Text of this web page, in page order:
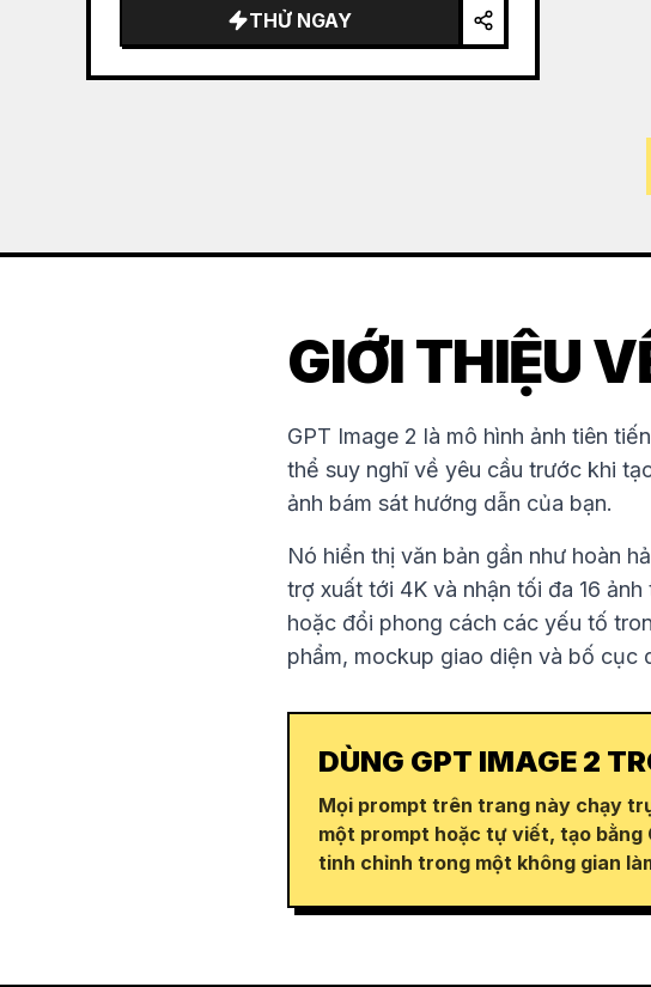
behind and sligh…
THỬ NGAY
GIỚI THIỆU
GPT Image 2 là mô hình ảnh tiên
thể suy nghĩ về yêu cầu trước khi
ảnh bám sát hướng dẫn của bạn.
Nó hiển thị văn bản gần như hoàn
trợ xuất tới 4K và nhận tối đa 16
hoặc đổi phong cách các yếu tố
phẩm, mockup giao diện và bố cục
DÙNG GPT IMAGE 2
Mọi prompt trên trang này chạy
một prompt hoặc tự viết, tạo bằng
tinh chỉnh trong một không gian